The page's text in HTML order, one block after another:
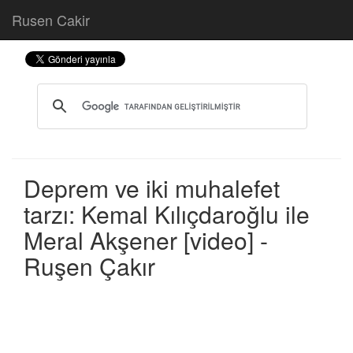
Rusen Cakir
Deprem ve iki muhalefet
tarzı: Kemal Kılıçdaroğlu ile
Meral Akşener [video] -
Ruşen Çakır